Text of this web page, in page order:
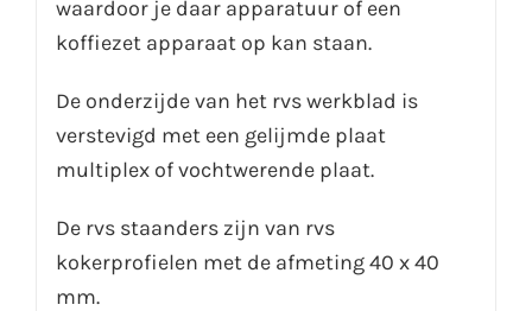
waardoor je daar apparatuur of een
koffiezet apparaat op kan staan.
De onderzijde van het rvs werkblad is
verstevigd met een gelijmde plaat
multiplex of vochtwerende plaat.
De rvs staanders zijn van rvs
kokerprofielen met de afmeting 40 x 40
mm.